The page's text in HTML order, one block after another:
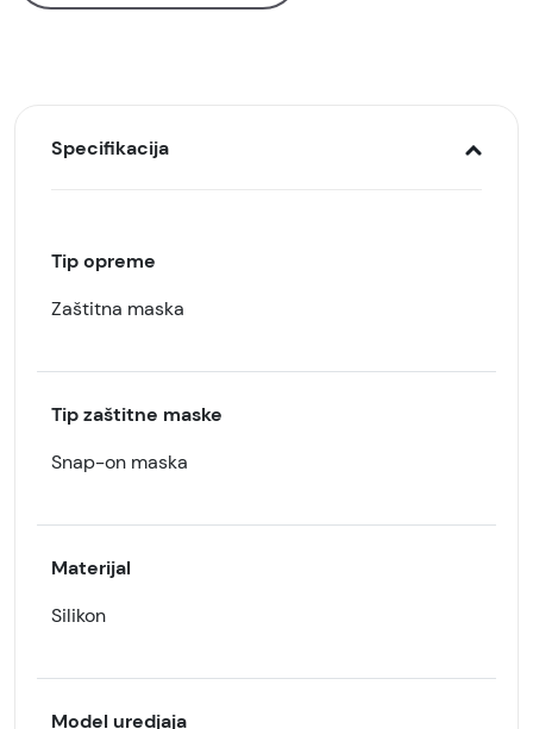
Specifikacija
Tip opreme
Zaštitna maska
Tip zaštitne maske
Snap-on maska
Materijal
Silikon
Model uredjaja